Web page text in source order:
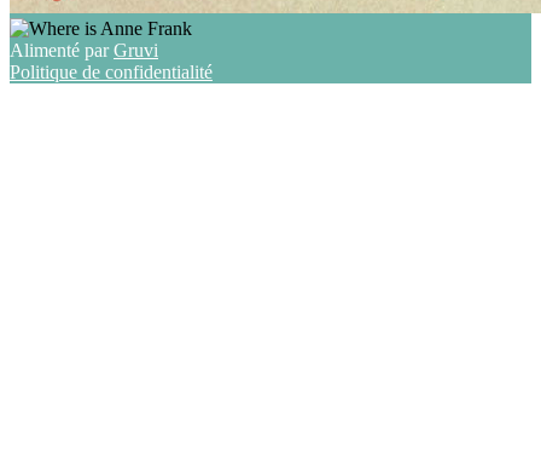
Alimenté parGruvi
Politique de confidentialité